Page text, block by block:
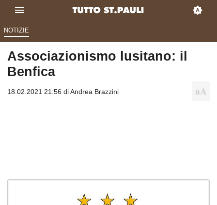
NOTIZIE
Associazionismo lusitano: il
Benfica
18.02.2021 21:56 diAndrea Brazzini